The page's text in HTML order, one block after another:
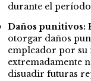
durante el
Daños punitivos:
otorgar daños
empleador por su
extremadamente
disuadir futuras